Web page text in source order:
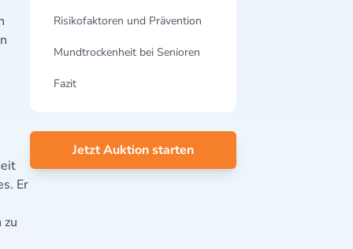
Er
zu
Risikofaktoren und Prävention
Mundtrockenheit bei Senioren
Fazit
Jetzt Auktion starten